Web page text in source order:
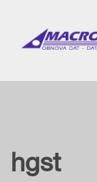
o
hgst